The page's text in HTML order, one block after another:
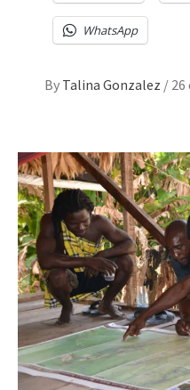
WhatsApp
By Talina Gonzalez / 26